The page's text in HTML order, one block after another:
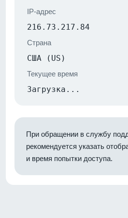
IP-адрес
216.73.217.84
Страна
США (US)
Текущее время
Загрузка...
При обращении в службу
рекомендуется указать
и время попытки доступа.